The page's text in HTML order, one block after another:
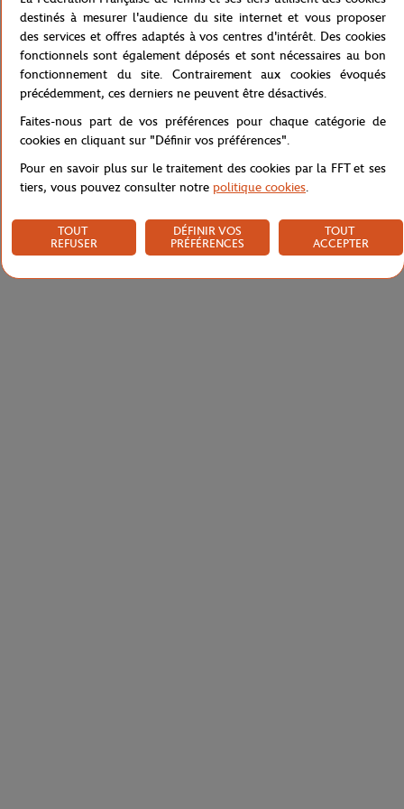
JR capture ici l'essence du court Philippe-Chatrier : l'ocre de la
terre, les gestes silencieux des préparateurs, l'œil comme
signature. Un objet à collectionner autant qu'à porter.
Référence :RTSB0826-BLA
Caractéristiques
Livraison et retours
destinés à mesurer l'audience du site internet et vous proposer
des services et offres adaptés à vos centres d'intérêt. Des cookies
fonctionnels sont également déposés et sont nécessaires au bon
fonctionnement du site. Contrairement aux cookies évoqués
précédemment, ces derniers ne peuvent être désactivés.
Faites-nous part de vos préférences pour chaque catégorie de
cookies en cliquant sur "Définir vos préférences".
Pour en savoir plus sur le traitement des cookies par la FFT et ses
tiers, vous pouvez consulter notre politique cookies.
TOUT
REFUSER
DÉFINIR VOS
PRÉFÉRENCES
TOUT
ACCEPTER